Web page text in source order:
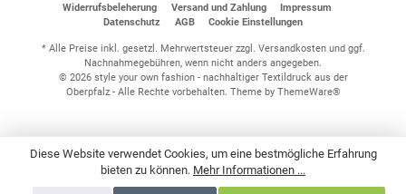
Widerrufsbeleherung Versand und Zahlung
Impressum
Datenschutz
AGB Cookie Einstellungen
* Alle Preise inkl. gesetzl. Mehrwertsteuer zzgl. Versandkostenund ggf.
Nachnahmegebühren, wenn nicht anders angegeben.
© 2026 style your own fashion - nachhaltiger Textildruck aus der
Oberpfalz - Alle Rechte vorbehalten. Theme by ThemeWare®
Diese Website verwendet Cookies, um eine bestmögliche Erfahrung
bieten zu können. Mehr Informationen ...